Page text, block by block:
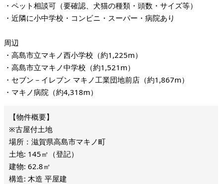
・ペット相談可（要確認、犬猫の種類・頭数・サイズ等）
・近隣に小中学校・コンビニ・スーパー・病院あり
周辺
・高島市立マキノ西小学校（約1,225m）
・高島市立マキノ中学校（約1,521m）
・セブン－イレブン マキノ工業団地前店（約1,867m）
・マキノ病院（約4,318m）
※古屋付土地
場所：滋賀県高島市マキノ町
土地: 145㎡（登記）
建物: 62.8㎡
構造: 木造 平屋建